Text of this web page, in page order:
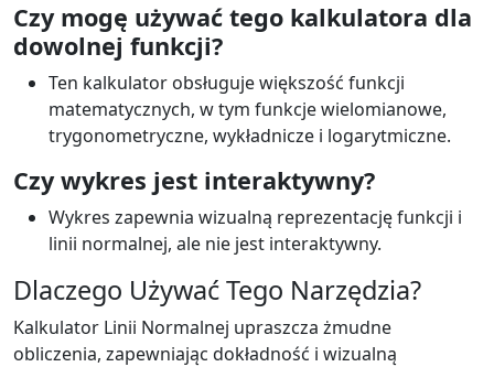
Czy mogę używać tego kalkulatora dla
dowolnej funkcji?
Ten kalkulator obsługuje większość funkcji
matematycznych, w tym funkcje wielomianowe,
trygonometryczne, wykładnicze i logarytmiczne.
Czy wykres jest interaktywny?
Wykres zapewnia wizualną reprezentację funkcji i
linii normalnej, ale nie jest interaktywny.
Dlaczego Używać Tego Narzędzia?
Kalkulator Linii Normalnej upraszcza żmudne
obliczenia, zapewniając dokładność i wizualną